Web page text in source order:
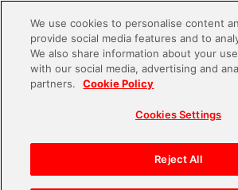
2020.05.19
付録コラボの裏話とは!?『ワニワ
生秘話も！
We use cookies to personalise content
provide social media features and to
We also share information about your
with our social media, advertising and
partners.
Cookie Policy
Cookies Settings
Reject All